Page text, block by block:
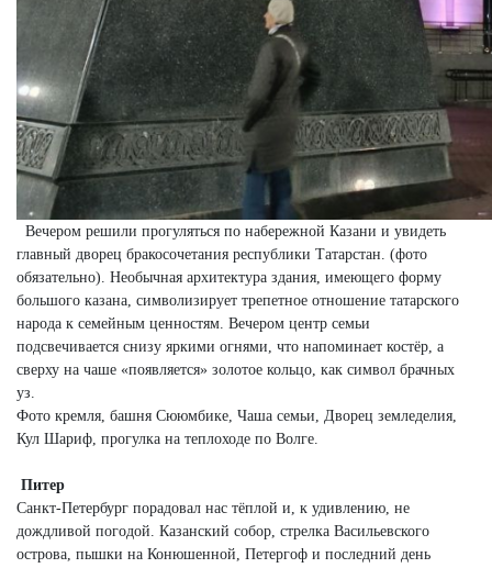
Вечером решили прогуляться по набережной Казани и увидеть
главный дворец бракосочетания республики Татарстан. (фото
обязательно). Необычная архитектура здания, имеющего форму
большого казана, символизирует трепетное отношение татарского
народа к семейным ценностям. Вечером центр семьи
подсвечивается снизу яркими огнями, что напоминает костёр, а
сверху на чаше «появляется» золотое кольцо, как символ брачных
уз.
Фото кремля, башня Сююмбике, Чаша семьи, Дворец земледелия,
Кул Шариф, прогулка на теплоходе по Волге.
Питер
Санкт-Петербург порадовал нас тёплой и, к удивлению, не
дождливой погодой. Казанский собор, стрелка Васильевского
острова, пышки на Конюшенной, Петергоф и последний день